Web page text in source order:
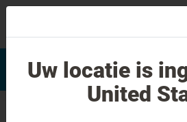
Hodnocení úsměvu
Chyba 404
Uw locatie is
United